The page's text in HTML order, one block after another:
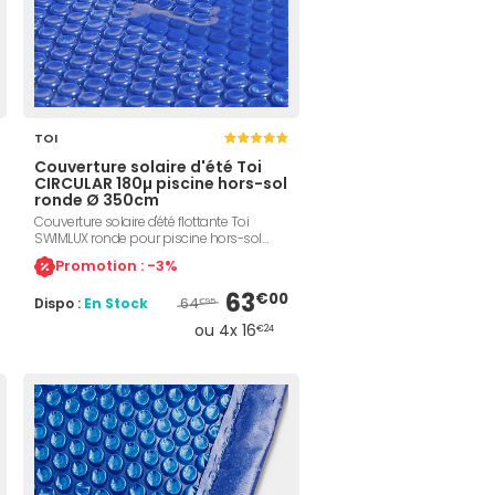
TOI
Couverture solaire d'été Toi
CIRCULAR 180µ piscine hors-sol
ronde Ø 350cm
Couverture solaire d'été flottante Toi
SWIMLUX ronde pour piscine hors-sol
diamètre 3,5m. Couverture 180µ bleue,
traitement anti-UV. Protège votre piscine
des feuilles, poussières, insectes et
impuretés. Permet de maintenir l'eau à
Promotion : -3%
Dispo : En Stock 64€95 63€00
ou 4x 16€24